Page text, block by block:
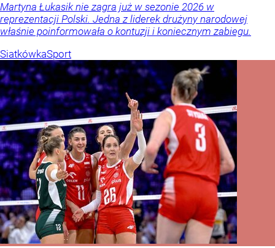
Martyna Łukasik nie zagra już w sezonie 2026 w
reprezentacji Polski. Jedna z liderek drużyny narodowej
właśnie poinformowała o kontuzji i koniecznym zabiegu.
SiatkówkaSport